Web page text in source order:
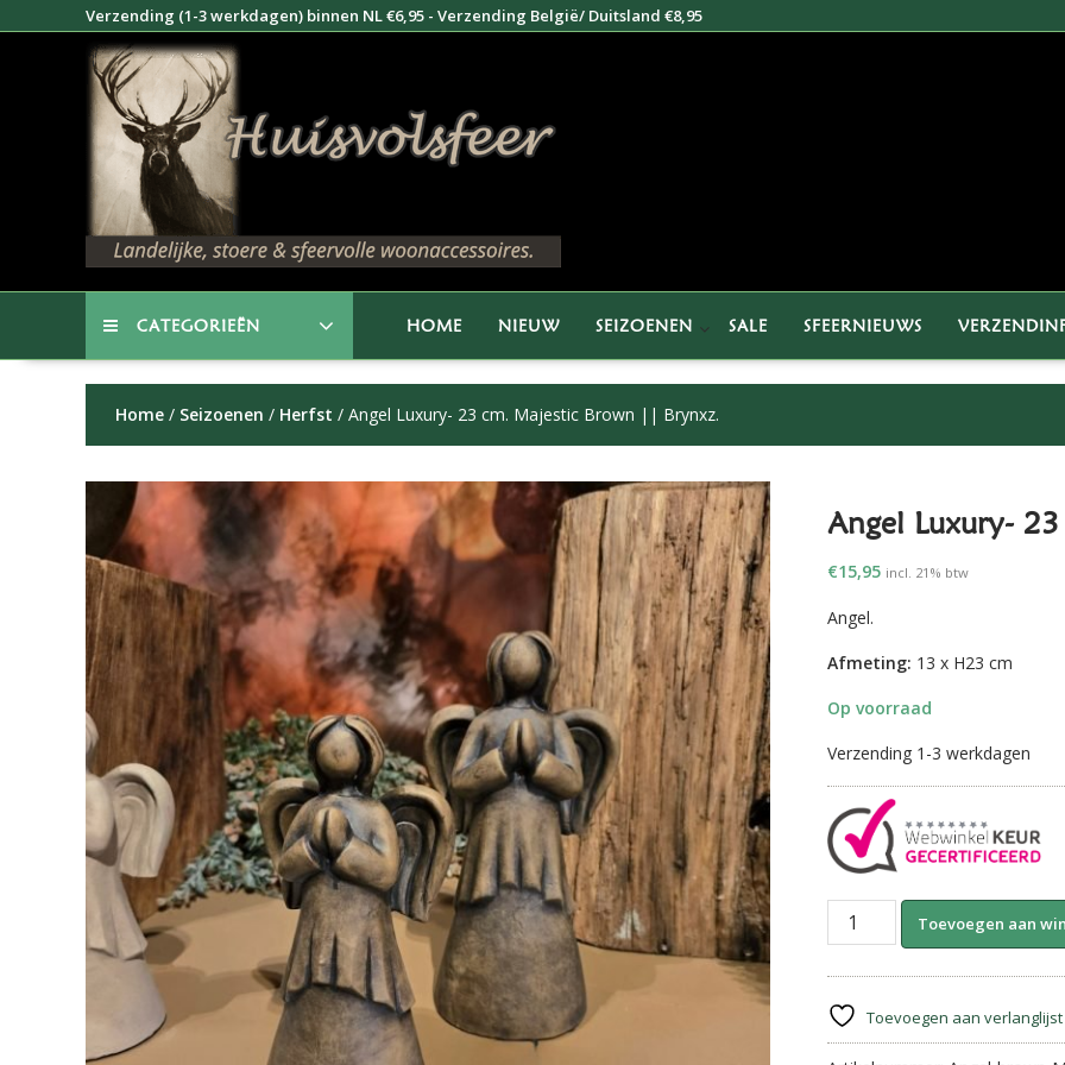
naar
Verzending (1-3 werkdagen) binnen NL €6,95 - Verzending België/ Duitsland €8,95
CATEGORIEËN HOME NIEUW SEIZOENEN SALE SFEERNIEUWS
Home / Seizoenen / Herfst / Angel Luxury- 23 cm. Majestic Brown || Brynxz.
Angel Luxury-
€15,95 incl. 21% btw
Angel.
Afmeting: 13 x H23 cm
Op voorraad
Verzending 1-3 werkdagen
Angel
Majestic
Brown
Toevoegen aan
Toevoegen aan verlanglijst